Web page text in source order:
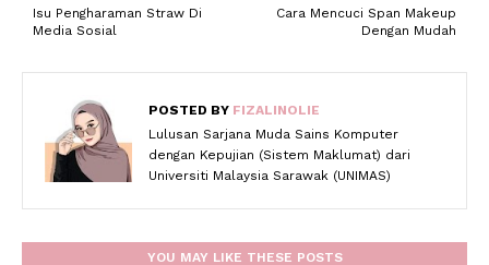
Cara Mencuci Span Makeup
Dengan Mudah
Isu Pengharaman Straw Di
Media Sosial
POSTED BY FIZALINOLIE
Lulusan Sarjana Muda Sains Komputer
dengan Kepujian (Sistem Maklumat) dari
Universiti Malaysia Sarawak (UNIMAS)
YOU MAY LIKE THESE POSTS